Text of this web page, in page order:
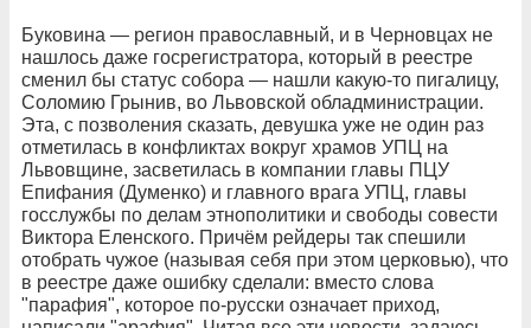
Буковина — регион православный, и в Черновцах не
нашлось даже госрегистратора, который в реестре
сменил бы статус собора — нашли какую-то пигалицу,
Соломию Грынив, во Львовской обладминистрации.
Эта, с позволения сказать, девушка уже не один раз
отметилась в конфликтах вокруг храмов УПЦ на
Львовщине, засветилась в компании главы ПЦУ
Епифания (Думенко) и главного врага УПЦ, главы
госслужбы по делам этнополитики и свободы совести
Виктора Еленского. Причём рейдеры так спешили
отобрать чужое (называя себя при этом церковью), что
в реестре даже ошибку сделали: вместо слова
"парафия", которое по-русски означает приход,